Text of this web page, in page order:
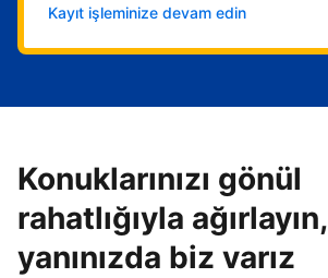
Kayıt işleminize devam edin
Konuklarınızı gönül
rahatlığıyla ağırlayın,
yanınızda biz varız